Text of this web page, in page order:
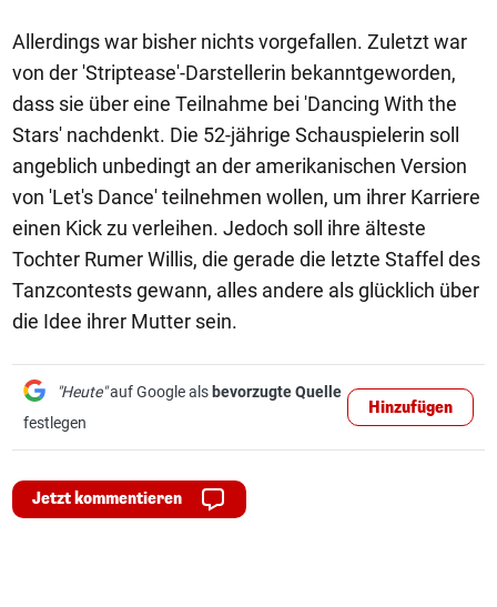
Allerdings war bisher nichts vorgefallen. Zuletzt war
von der 'Striptease'-Darstellerin bekanntgeworden,
dass sie über eine Teilnahme bei 'Dancing With the
Stars' nachdenkt. Die 52-jährige Schauspielerin soll
angeblich unbedingt an der amerikanischen Version
von 'Let's Dance' teilnehmen wollen, um ihrer Karriere
einen Kick zu verleihen. Jedoch soll ihre älteste
Tochter Rumer Willis, die gerade die letzte Staffel des
Tanzcontests gewann, alles andere als glücklich über
die Idee ihrer Mutter sein.
"Heute"auf Google als bevorzugte Quelle
festlegen
Hinzufügen
Jetzt kommentieren